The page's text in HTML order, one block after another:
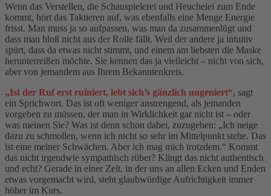
Wenn das Verstellen, die Schauspielerei und Heuchelei zum Ende
kommt, hört das Taktieren auf, was ebenfalls eine Menge Energie
frisst. Man muss ja so aufpassen, was man da zusammenlügt und
dass man bloß nicht aus der Rolle fällt. Weil der andere ja intuitiv
spürt, dass da etwas nicht stimmt, und einem am liebsten die Maske
herunterreißen möchte. Sie kennen das ja vielleicht – nicht von sich,
aber von jemandem aus Ihrem Bekanntenkreis.
„Ist der Ruf erst ruiniert, lebt sich’s gänzlich ungeniert“, sagt
ein Sprichwort. Das ist oft weniger anstrengend, als jemanden
vorgeben zu müssen, der man in Wirklichkeit gar nicht ist – oder
was meinen Sie? Was ist denn schon dabei, zuzugeben: „Ich neige
dazu zu schmollen, wenn ich nicht so sehr im Mittelpunkt stehe. Das
ist eine meiner Schwächen. Aber ich mag mich trotzdem.“ Kommt
das nicht irgendwie sympathisch rüber? Klingt das nicht authentisch
und echt? Gerade in einer Zeit, in der uns an allen Ecken und Enden
etwas vorgemacht wird, steht glaubwürdige Aufrichtigkeit immer
höher im Kurs.